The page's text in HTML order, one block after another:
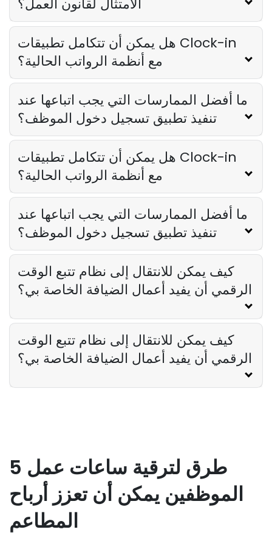
الامتثال لقانون العمل؟
هل يمكن أن تتكامل تطبيقات Clock-in
مع أنظمة الرواتب الحالية؟
ما أفضل الممارسات التي يجب اتباعها عند
تنفيذ تطبيق تسجيل دخول الموظف؟
هل يمكن أن تتكامل تطبيقات Clock-in
مع أنظمة الرواتب الحالية؟
ما أفضل الممارسات التي يجب اتباعها عند
تنفيذ تطبيق تسجيل دخول الموظف؟
كيف يمكن للانتقال إلى نظام تتبع الوقت
الرقمي أن يفيد أعمال الضيافة الخاصة بي؟
كيف يمكن للانتقال إلى نظام تتبع الوقت
الرقمي أن يفيد أعمال الضيافة الخاصة بي؟
5 طرق لترقية ساعات عمل
الموظفين يمكن أن تعزز أرباح
المطاعم